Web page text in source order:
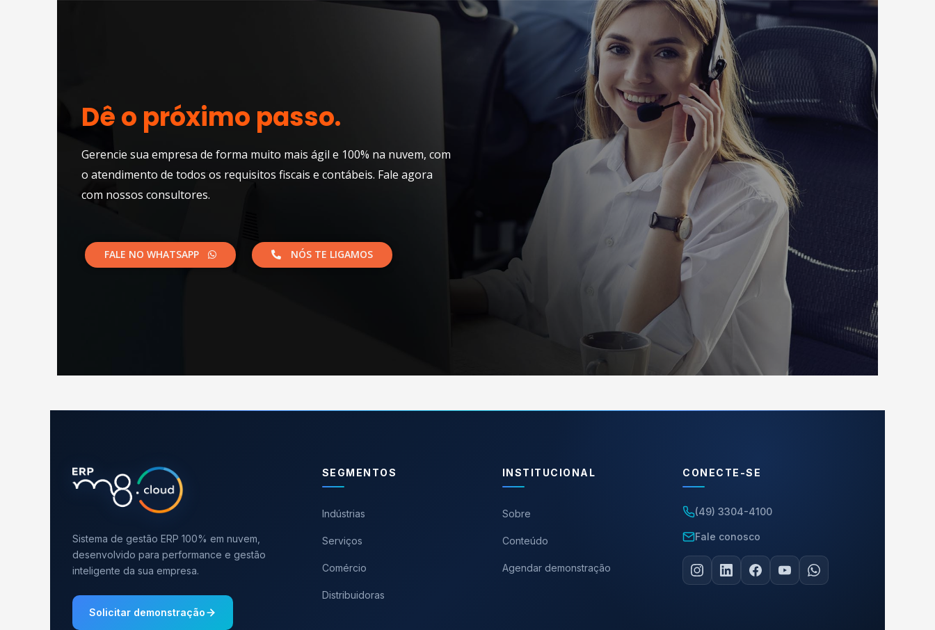
Dê o próximo passo.
Gerencie sua empresa de forma muito mais ágil e 100% na nuvem, com
o atendimento de todos os requisitos fiscais e contábeis. Fale agora
com nossos consultores.​
FALE NO WHATSAPP NÓS TE LIGAMOS
Sistema de gestão ERP 100% em nuvem,
desenvolvido para performance e gestão
inteligente da sua empresa.
Solicitar demonstração
SEGMENTOS
Indústrias
Serviços
Comércio
Distribuidoras
INSTITUCIONAL
Sobre
Conteúdo
Agendar demonstração
CONECTE-SE
(49) 3304-4100
Fale conosco